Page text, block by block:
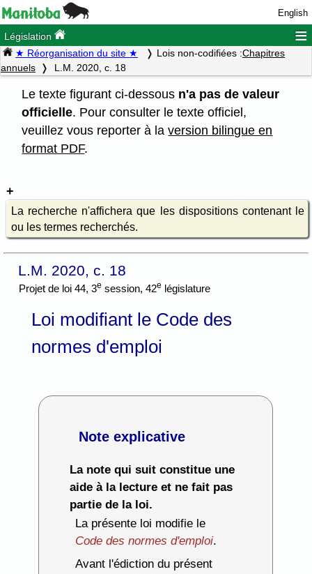
English
Législation ≡
★ Réorganisation du site ★ Lois non-codifiées :Chapitres
annuels
L.M. 2020, c. 18
Le texte figurant ci-dessous n'a pas de valeur
officielle. Pour consulter le texte officiel,
veuillez vous reporter à laversion bilingue en
format PDF.
La recherche n'affichera que les dispositions contenant le
ou les termes recherchés.
L.M. 2020, c. 18
Projet de loi 44, 3e session, 42e législature
Loi modifiant le Code des
normes d'emploi
Note explicative
La note qui suit constitue une
aide à la lecture et ne fait pas
partie de la loi.
La présente loi modifie le
Code des normes d'emploi.
Avant l'édiction du présent